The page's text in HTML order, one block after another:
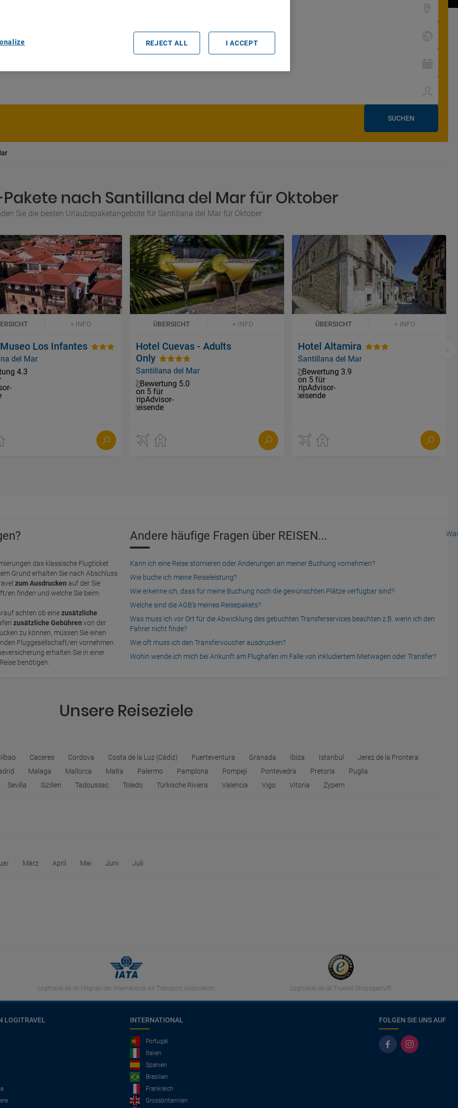
SUCHEN
nach Santillana del Mar für Oktober
Sie die besten Urlaubspaketangebote für Santillana del Mar für Oktober
+ INFO
Los Infantes
del Mar
ÜBERSICHT + INFO
Hotel Cuevas - Adults
Only
Santillana del Mar
ÜBERSICHT + INFO
Hotel Altamira
Santillana del Mar
das klassische Flugticket
Grund erhalten Sie nach Abschluss
zum Ausdrucken auf der Sie
en finden und welche Sie beim
achten ob einezusätzliche
zusätzliche Gebühren von der
Fluggesellschaft/en vornehmen.
erhalten Sie in einer
benötigen.
Andere häufige Fragen über REISEN...
Kann ich eine Reise stornieren oder Änderungen an meiner Buchung vornehmen?
Wie buche ich meine Reiseleistung?
Wie erkenne ich, dass für meine Buchung noch die gewünschten Plätze verfügbar sind?
Welche sind die AGB's meines Reisepakets?
Was muss ich vor Ort für die Abwicklung des gebuchten Transferservices beachten z.B. wenn ich den
Fahrer nicht finde?
Wie oft muss ich den Transfervoucher ausdrucken?
Wohin wende ich mich bei Ankunft am Flughafen im Falle von inkludiertem Mietwagen oder Transfer?
Unsere Reiseziele
Caceres Cordova Costa de la Luz (Cádiz) Fuerteventura Granada Ibiza Istanbul
Jerez de la Frontera
Malaga Mallorca Malta Palermo Pamplona Pompeji Pontevedra Pretoria
Puglia
Sevilla Sizilien Tadoussac Toledo Türkische Riviera Valencia Vigo Vitoria Zypern
März April Mai Juni Juli
Logitravel.de ist Mitglied der International Air Transport Association Logitravel.de ist Trusted Shopsgeprüft
LOGITRAVEL INTERNATIONAL
Portugal
Italien
Spanien
Brasilien
Frankreich
Grossbritannien
FOLGEN SIE UNS AUF
REJECT ALL I ACCEPT